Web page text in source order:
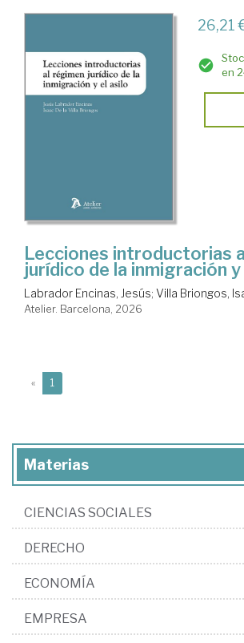
26,21
en
Lecciones introductorias
jurídico de la inmigración
Labrador Encinas, Jesús; Villa Briongos,
Atelier. Barcelona, 2026
« 1
Materias
CIENCIAS SOCIALES
DERECHO
ECONOMÍA
EMPRESA